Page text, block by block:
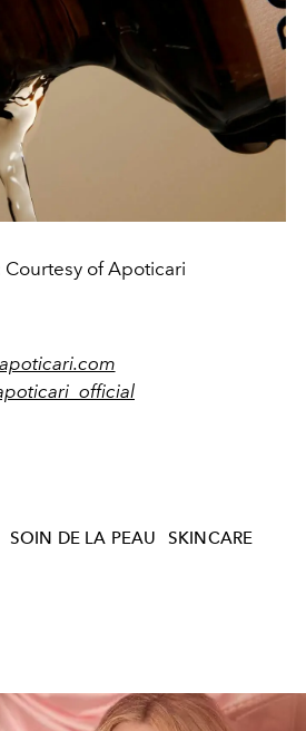
Courtesy of Apoticari
apoticari.com
SOIN DE LA PEAU SKINCARE